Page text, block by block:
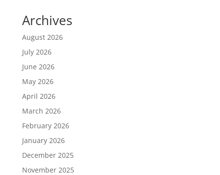
Archives
August 2026
July 2026
June 2026
May 2026
April 2026
March 2026
February 2026
January 2026
December 2025
November 2025